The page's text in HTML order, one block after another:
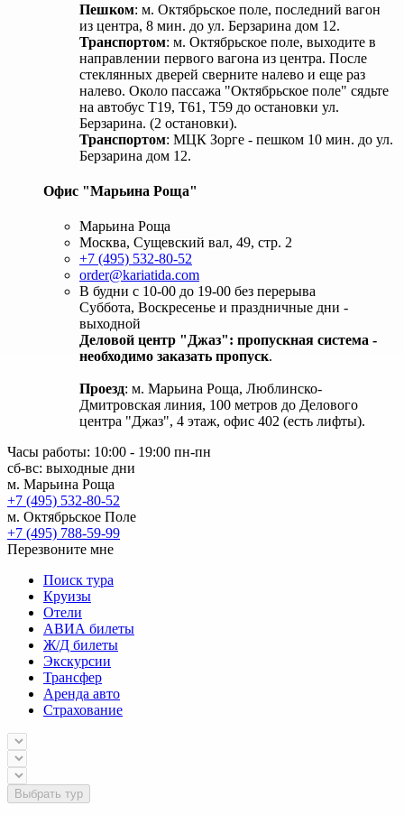
Пешком: м. Октябрьское поле, последний вагон
из центра, 8 мин. до ул. Берзарина дом 12.
Транспортом: м. Октябрьское поле, выходите в
направлении первого вагона из центра. После
стеклянных дверей сверните налево и еще раз
налево. Около пассажа "Октябрьское поле" сядьте
на автобус Т19, Т61, Т59 до остановки ул.
Берзарина. (2 остановки).
Транспортом: МЦК Зорге - пешком 10 мин. до ул.
Берзарина дом 12.
Офис "Марьина Роща"
Марьина Роща
Москва, Сущевский вал, 49, стр. 2
+7 (495) 532-80-52
order@kariatida.com
В будни с 10-00 до 19-00 без перерыва
Суббота, Воскресенье и праздничные дни -
выходной
Деловой центр "Джаз": пропускная система -
необходимо заказать пропуск.
Проезд: м. Марьина Роща, Люблинско-
Дмитровская линия, 100 метров до Делового
центра "Джаз", 4 этаж, офис 402 (есть лифты).
Часы работы: 10:00 - 19:00 пн-пн
сб-вс: выходные дни
м. Марьина Роща
+7 (495) 532-80-52
м. Октябрьское Поле
+7 (495) 788-59-99
Перезвоните мне
Поиск тура
Круизы
Отели
АВИА билеты
Ж/Д билеты
Экскурсии
Трансфер
Аренда авто
Страхование
Выбрать тур